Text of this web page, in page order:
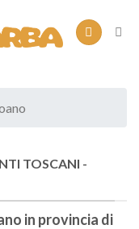
TOSCANI -
in provincia di